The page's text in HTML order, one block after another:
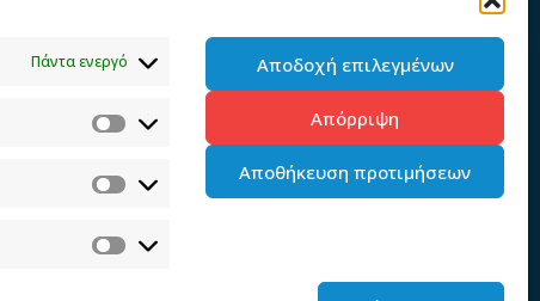
Πάντα ενεργό Αποδοχή επιλεγμένων
Απόρριψη
Αποθήκευση προτιμήσεων
Πολιτική προστασίας
προσωπικών δεδομένων του
παρόντος ιστότοπου
Διαχείρηση συγκατάθεσης